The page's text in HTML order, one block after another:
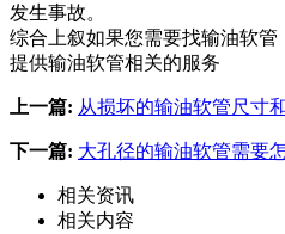
发生事故。
综合上叙如果您需要找输油软
提供输油软管相关的服务
上一篇: 从损坏的输油软管尺寸
下一篇: 大孔径的输油软管需要
相关资讯
相关内容